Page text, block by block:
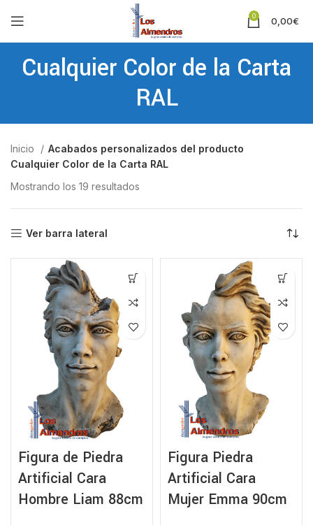
0 0,00€
Cualquier Color de la Carta
RAL
Inicio
Acabados personalizados del producto
Cualquier Color de la Carta RAL
Mostrando los 19 resultados
Ver barra lateral
Figura de Piedra
Artificial Cara
Hombre Liam 88cm
Figura Piedra
Artificial Cara
Mujer Emma 90cm